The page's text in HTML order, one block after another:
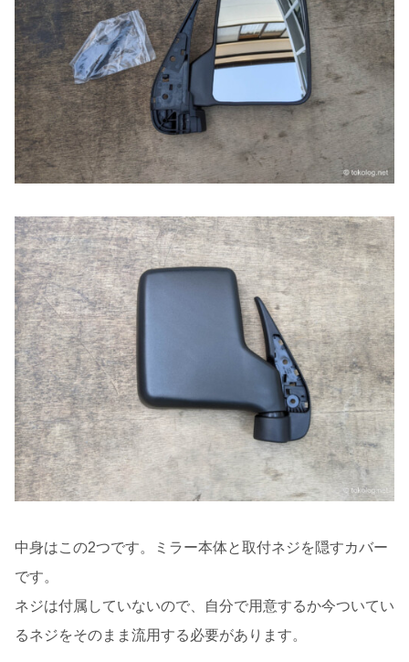
中身はこの2つです。ミラー本体と取付ネジを隠すカバー
です。
ネジは付属していないので、自分で用意するか今ついてい
るネジをそのまま流用する必要があります。